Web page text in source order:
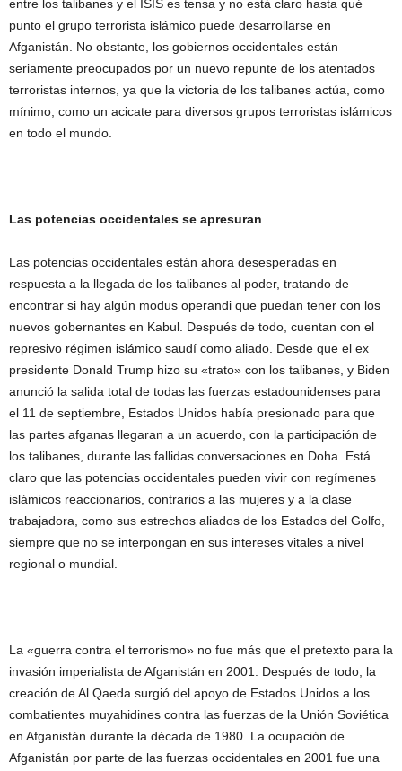
entre los talibanes y el ISIS es tensa y no está claro hasta qué
punto el grupo terrorista islámico puede desarrollarse en
Afganistán. No obstante, los gobiernos occidentales están
seriamente preocupados por un nuevo repunte de los atentados
terroristas internos, ya que la victoria de los talibanes actúa, como
mínimo, como un acicate para diversos grupos terroristas islámicos
en todo el mundo.
Las potencias occidentales se apresuran
Las potencias occidentales están ahora desesperadas en
respuesta a la llegada de los talibanes al poder, tratando de
encontrar si hay algún modus operandi que puedan tener con los
nuevos gobernantes en Kabul. Después de todo, cuentan con el
represivo régimen islámico saudí como aliado. Desde que el ex
presidente Donald Trump hizo su «trato» con los talibanes, y Biden
anunció la salida total de todas las fuerzas estadounidenses para
el 11 de septiembre, Estados Unidos había presionado para que
las partes afganas llegaran a un acuerdo, con la participación de
los talibanes, durante las fallidas conversaciones en Doha. Está
claro que las potencias occidentales pueden vivir con regímenes
islámicos reaccionarios, contrarios a las mujeres y a la clase
trabajadora, como sus estrechos aliados de los Estados del Golfo,
siempre que no se interpongan en sus intereses vitales a nivel
regional o mundial.
La «guerra contra el terrorismo» no fue más que el pretexto para la
invasión imperialista de Afganistán en 2001. Después de todo, la
creación de Al Qaeda surgió del apoyo de Estados Unidos a los
combatientes muyahidines contra las fuerzas de la Unión Soviética
en Afganistán durante la década de 1980. La ocupación de
Afganistán por parte de las fuerzas occidentales en 2001 fue una